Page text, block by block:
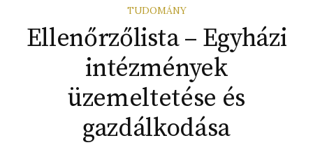
TUDOMÁNY
Ellenőrzőlista – Egyházi
intézmények
üzemeltetése és
gazdálkodása